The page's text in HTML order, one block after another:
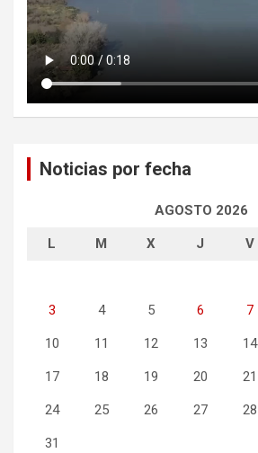
Noticias por fecha
AGOSTO 2026
L M X J V
3 4 5 6 7
10 11 12 13 14
17 18 19 20 21
24 25 26 27 28
31